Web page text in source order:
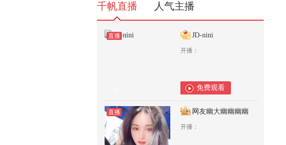
千帆直播 人气主播
直播 JD-nini
开播：
免费观看
直播 网友幽大幽幽幽幽
开播：